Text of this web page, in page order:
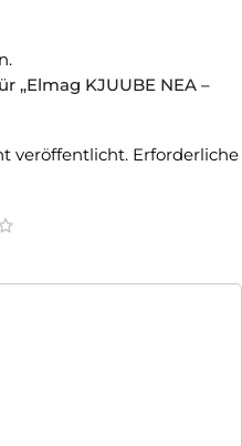
„Elmag KJUUBE NEA –
veröffentlicht. Erforderliche